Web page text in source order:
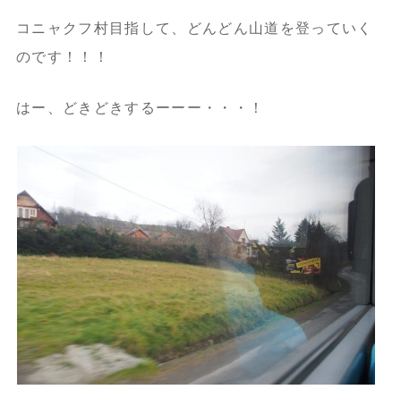
コニャクフ村目指して、どんどん山道を登っていく
のです！！！
はー、どきどきするーーー・・・！